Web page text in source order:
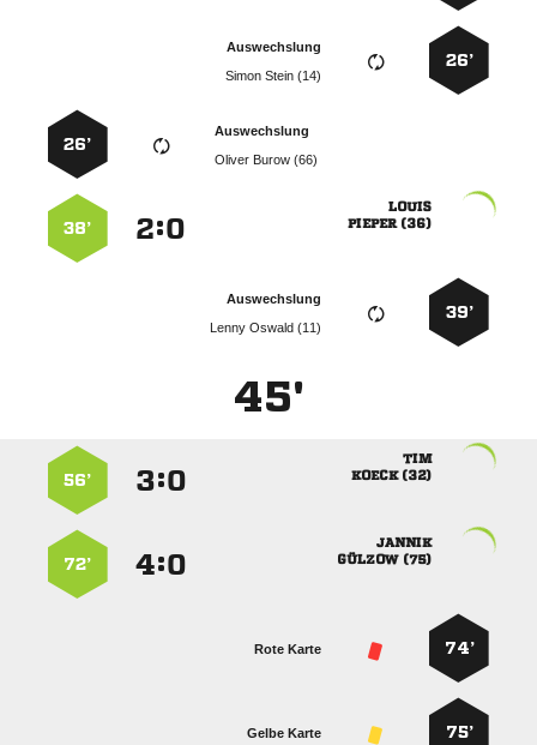
26’
Auswechslung
  
Auswechslung
  
26’

 
:
38’
39’
Auswechslung
  
45'

 
:
56’

 
:
72’
74’
Rote Karte
75’
Gelbe Karte